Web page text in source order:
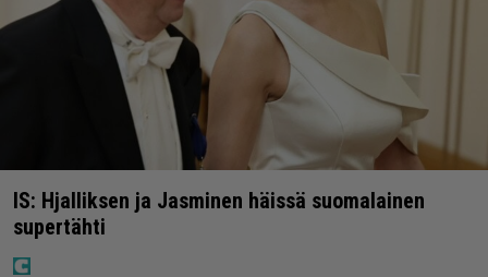
IS: Hjalliksen ja Jasminen häissä suomalainen
supertähti